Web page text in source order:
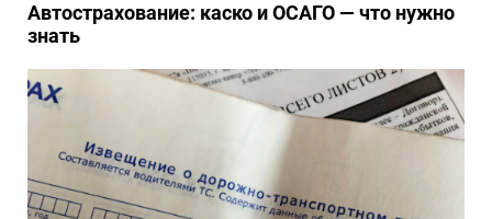
Автострахование: каско и ОСАГО — что нужно
знать